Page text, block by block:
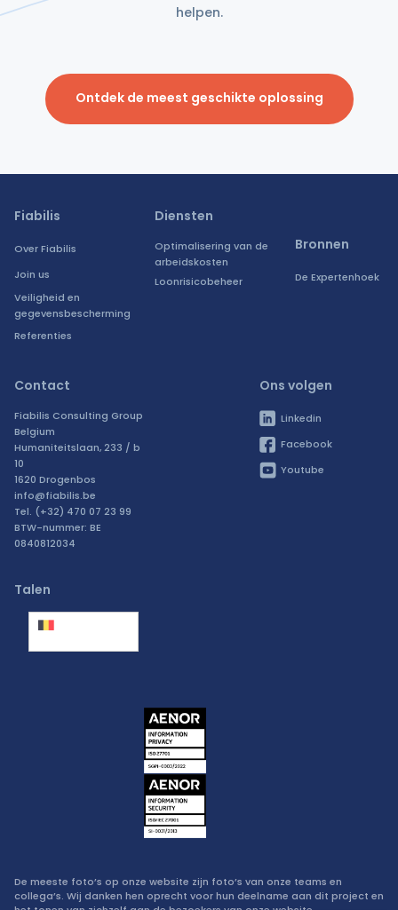
helpen.
Ontdek de meest geschikte oplossing
Fiabilis
Over Fiabilis
Join us
Veiligheid en
gegevensbescherming
Referenties
Diensten
Optimalisering van de
arbeidskosten
Loonrisicobeheer
Bronnen
De Expertenhoek
Contact
Fiabilis Consulting Group
Belgium
Humaniteitslaan, 233 / b
10
1620 Drogenbos
info@fiabilis.be
Tel. (+32) 470 07 23 99
BTW-nummer: BE
0840812034
Ons volgen
Linkedin
Facebook
Youtube
Talen
De meeste foto’s op onze website zijn foto’s van onze teams en
collega’s. Wij danken hen oprecht voor hun deelname aan dit project en